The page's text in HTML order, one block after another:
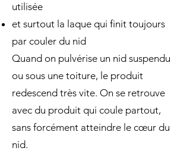
utilisée
et surtout la laque qui finit toujours
par couler du nid
Quand on pulvérise un nid suspendu
ou sous une toiture, le produit
redescend très vite. On se retrouve
avec du produit qui coule partout,
sans forcément atteindre le cœur du
nid.